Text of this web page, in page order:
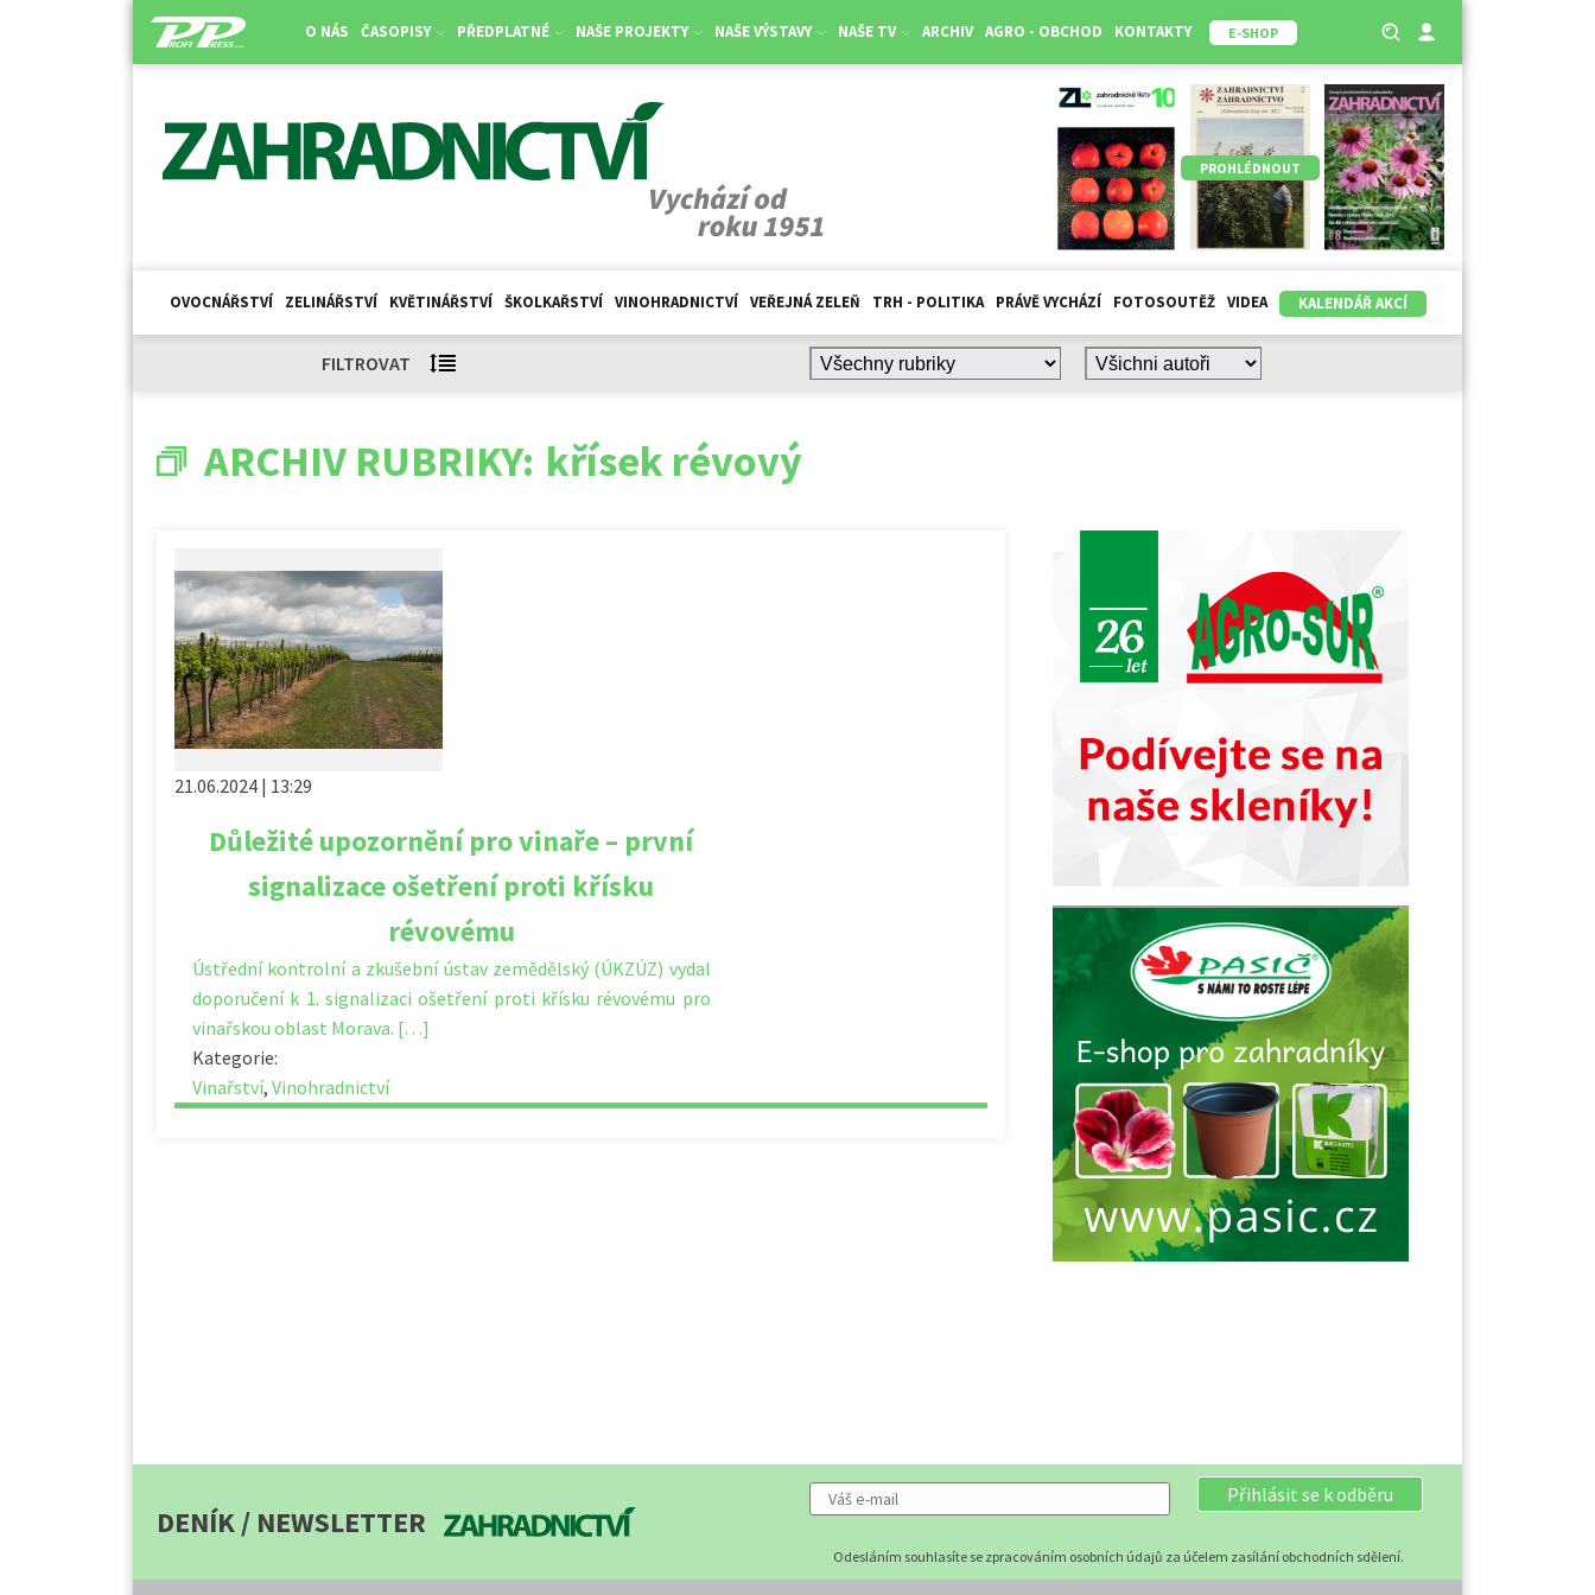
O NÁS ČASOPISY PŘEDPLATNÉ NAŠE PROJEKTY NAŠE VÝSTAVY NAŠE TV ARCHIV AGRO - OBCHOD KONTAKTY E-SHOP
PROHLÉDNOUT
OVOCNÁŘSTVÍ ZELINÁŘSTVÍ KVĚTINÁŘSTVÍ ŠKOLKAŘSTVÍ VINOHRADNICTVÍ VEŘEJNÁ ZELEŇ TRH - POLITIKA PRÁVĚ VYCHÁZÍ FOTOSOUTĚŽ VIDEA KALENDÁŘ AKCÍ
FILTROVAT
ARCHIV RUBRIKY: křísek révový
21.06.2024 | 13:29
Důležité upozornění pro vinaře – první
signalizace ošetření proti křísku
révovému
Ústřední kontrolní a zkušební ústav zemědělský (ÚKZÚZ) vydal
doporučení k 1. signalizaci ošetření proti křísku révovému pro
vinařskou oblast Morava. […]
Kategorie:
Vinařství, Vinohradnictví
DENÍK / NEWSLETTER
Přihlásit se k odběru
Odesláním souhlasíte se zpracováním osobních údajů za účelem zasílání obchodních sdělení.